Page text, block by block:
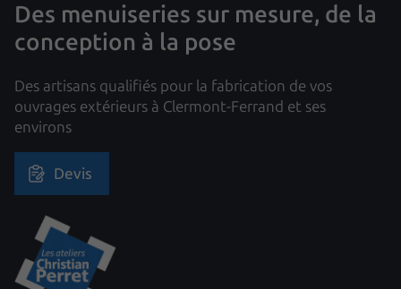
Des menuiseries sur mesure, de la
conception à la pose
Des artisans qualifiés pour la fabrication de vos
ouvrages extérieurs à Clermont-Ferrand et ses
environs
Devis